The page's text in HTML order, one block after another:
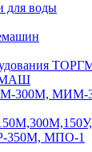
для воды
300М, МИМ-
350М, МПО-1